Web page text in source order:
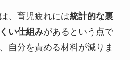
、育児疲れには統計的な裏
い仕組みがあるという点で
自分を責める材料が減りま